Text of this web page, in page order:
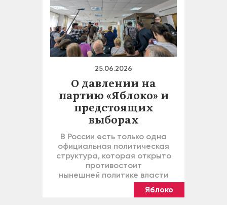
25.06.2026
О давлении на
партию «Яблоко» и
предстоящих
выборах
В России есть только одна
официальная политическая
структура, которая открыто
противостоит
нынешней политике власти
Яблоко